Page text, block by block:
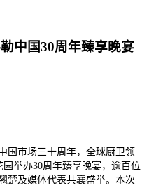
中国30周年臻享晚宴
国市场三十周年，全球厨卫领
举办30周年臻享晚宴，逾百位
楚及媒体代表共襄盛举。本次